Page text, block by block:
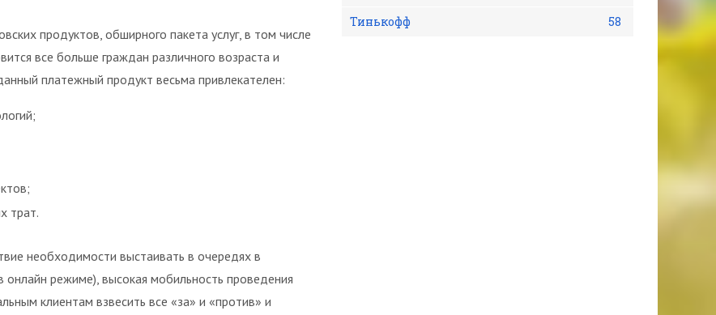
продуктов, обширного пакета услуг, в том числе
все больше граждан различного возраста и
платежный продукт весьма привлекателен:
трат.
необходимости выстаивать в очередях в
онлайн режиме), высокая мобильность проведения
клиентам взвесить все «за» и «против» и
Тинькофф
58